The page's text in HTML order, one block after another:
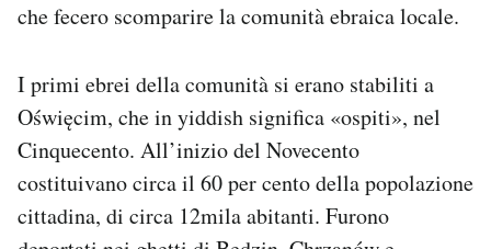
che fecero scomparire la comunità ebraica locale.
I primi ebrei della comunità si erano stabiliti a
Oświęcim, che in yiddish significa «ospiti», nel
Cinquecento. All’inizio del Novecento
costituivano circa il 60 per cento della popolazione
cittadina, di circa 12mila abitanti. Furono